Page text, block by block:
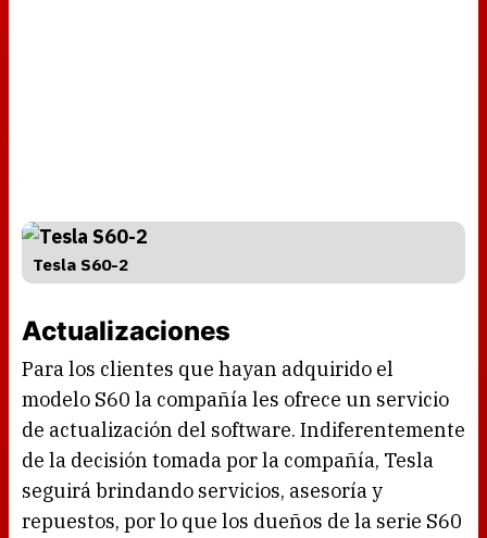
Tesla S60-2
Actualizaciones
Para los clientes que hayan adquirido el
modelo S60 la compañía les ofrece un servicio
de actualización del software. Indiferentemente
de la decisión tomada por la compañía, Tesla
seguirá brindando servicios, asesoría y
repuestos, por lo que los dueños de la serie S60